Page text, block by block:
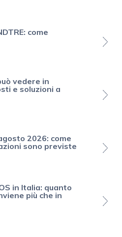
come
vedere in
e soluzioni a
2026: come
sono previste
in Italia: quanto
più che in